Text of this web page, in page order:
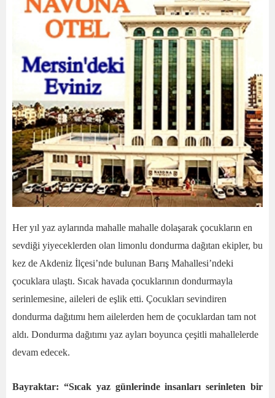
Her yıl yaz aylarında mahalle mahalle dolaşarak çocukların en
sevdiği yiyeceklerden olan limonlu dondurma dağıtan ekipler, bu
kez de Akdeniz İlçesi’nde bulunan Barış Mahallesi’ndeki
çocuklara ulaştı. Sıcak havada çocuklarının dondurmayla
serinlemesine, aileleri de eşlik etti. Çocukları sevindiren
dondurma dağıtımı hem ailelerden hem de çocuklardan tam not
aldı. Dondurma dağıtımı yaz ayları boyunca çeşitli mahallelerde
devam edecek.
Bayraktar: “Sıcak yaz günlerinde insanları serinleten bir